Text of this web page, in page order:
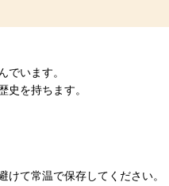
います。
を持ちます。
て常温で保存してください。